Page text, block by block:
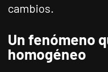
cambios.
Un fenómeno
homogéneo